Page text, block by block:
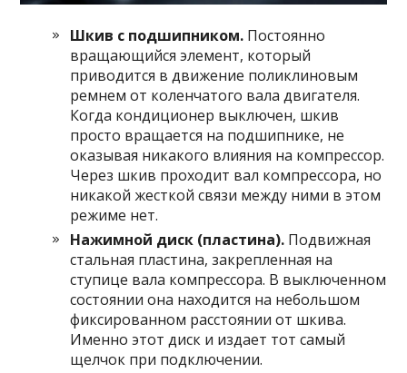
Шкив с подшипником. Постоянно
вращающийся элемент, который
приводится в движение поликлиновым
ремнем от коленчатого вала двигателя.
Когда кондиционер выключен, шкив
просто вращается на подшипнике, не
оказывая никакого влияния на компрессор.
Через шкив проходит вал компрессора, но
никакой жесткой связи между ними в этом
режиме нет.
Нажимной диск (пластина). Подвижная
стальная пластина, закрепленная на
ступице вала компрессора. В выключенном
состоянии она находится на небольшом
фиксированном расстоянии от шкива.
Именно этот диск и издает тот самый
щелчок при подключении.